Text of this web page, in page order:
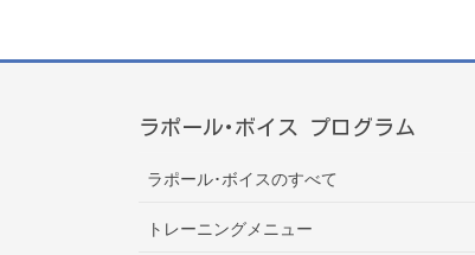
ラポール･ボイス プログラム
ラポール･ボイスのすべて
トレーニングメニュー